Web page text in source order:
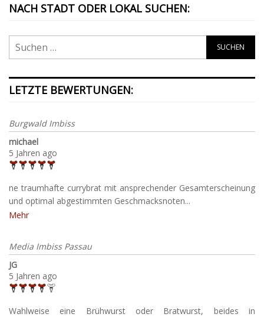
NACH STADT ODER LOKAL SUCHEN:
LETZTE BEWERTUNGEN:
Burgwald Imbiss
michael
5 Jahren ago
ne traumhafte currybrat mit ansprechender Gesamterscheinung
und optimal abgestimmten Geschmacksnoten...
Mehr
Media Imbiss Passau
JG
5 Jahren ago
Wahlweise eine Brühwurst oder Bratwurst, beides in